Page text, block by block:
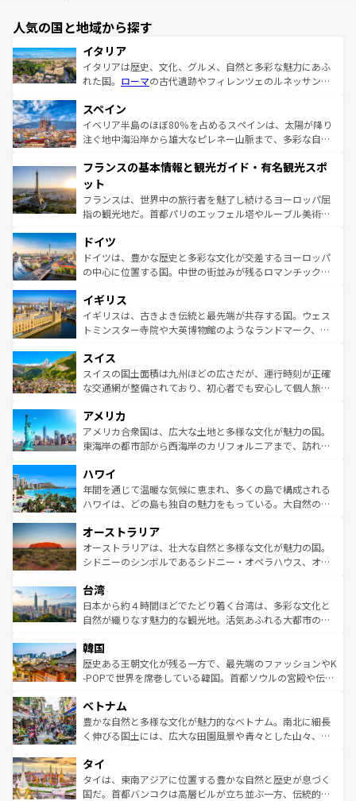
人気の国と地域から探す
イタリア
イタリアは歴史、文化、グルメ、自然と多彩な魅力にあふ
れた国。 ローマの古代遺跡やフィレンツェのルネッサンス
ろん、トスカーナの美しい田園風景やアマルフィ海岸の絶
景など、自然景観も見逃せない。観光の合間には、本場の
ピザやパスタなど、絶品のイタリア料理を堪能することも
ませてくれるイタリアで、忘れられない旅をしてみよう！
なお、新着のイタリア情報は
しい。
スペイン
イベリア半島のほぼ80％を占めるスペインは、太陽が降り
注ぐ地中海沿岸から雄大なピレネー山脈まで、多彩な自然
文化が根付くこの国では、情熱的なフラメンコ、熱気あふ
れる闘牛、そして美味しいタパスが生活の一部となってい
る。首都マドリードの洗練された雰囲気や、バルセロナの
アートに溢れた街角から、地方では古代ローマ遺跡や中世
せる。地方によって風土や気候が異なるスペインはその個
性で訪れる人を魅了する。 なお、新着のスペイン情報は コ
ンテンツ一覧を参照してほしい。
フランスの基本情報と観光ガイド・有名観光スポ
ット
フランスは、世界中の旅行者を魅了し続けるヨーロッパ屈
指の観光地だ。首都パリのエッフェル塔やルーブル美術館
で、幅広い魅力が詰まっている。華麗な宮殿、歴史的な大
聖堂、美しいビーチ、そして豊かな自然が、訪れる者を心
から魅了する。また、フランスは美食の国としても知ら
いる。シャンパンの発祥地であるランス、プロヴァンスの
香り高いラベンダー畑など、多彩な楽しみ方が可能だ。さ
らに、パリ以外の地域にも魅力が溢れており、どの街角に
れる地方に足を運ぶとそれぞれで全く異なる文化を体験で
きるだろう。 なお、新着のフランス情報はコンテンツ一覧
を参照してほしい。
ドイツ
ドイツは、豊かな歴史と多彩な文化が交差するヨーロッパ
の中心に位置する国。中世の街並みが残るロマンチック街
顔を持つこの国は、どこを歩いても飽きることがない。ベ
ルリンの文化的活気、バイエルン州のアルプスの絶景、そ
してライン川沿いのワイン畑といった風景は必見。ビール
は、お酒好きな人にはぜひ体験してほしい。 なお、新着の
ドイツ情報はコンテンツ一覧を参照してほしい。
イギリス
イギリスは、古きよき伝統と最先端が共存する国。ウェス
トミンスター寺院や大英博物館のようなランドマーク、歴
リアごとに異なる魅力がある。また、優雅なアフタヌーン
ティー、ビール好きにはたまらない英国パブ、サッカー観
戦など、本場だからこそできる体験も豊富。イギリスを旅
ンツ一覧を参照してほしい。
スイス
スイスの国土面積は九州ほどの広さだが、運行時刻が正確
な交通網が整備されており、初心者でも安心して個人旅行
の建物がそのまま残る町や、スイスならではのユニークな
博物館もあり、アルプス観光だけでなく町歩きも満喫する
ことができる。国民の所得が高いため物価も高いが、旅行
ば市内交通費無料で観光を楽しむこともできる。 なお、新
着のスイス情報はコンテンツ一覧 を参照してほしい。
アメリカ
アメリカ合衆国は、広大な土地と多様な文化が魅力の国。
東海岸の都市部から西海岸のカリフォルニアまで、訪れる
のような巨大都市は、観光、ショッピング、エンターテイ
ンメントが詰まった刺激的なスポットだ。一方、アメリカ
西部には大自然が広がり、グランドキャニオンやイエロー
部のニューオーリンズでは、音楽と美食が融合した独特の
文化が魅力。旅行者はアメリカの各地域で異なる魅力を楽
しみながら、その多様性と豊かな歴史を感じることができ
ならではの贅沢な旅のスタイルだ。 なお、新着のアメリカ
情報はコンテンツ一覧を参照してほしい。
ハワイ
年間を通じて温暖な気候に恵まれ、多くの島で構成される
ハワイは、どの島も独自の魅力をもっている。大自然の神
ワイ島は見逃せない。また、定番の観光地といえばオアフ
島だが、静かな自然を求めるならマウイ島やカウアイ島が
おすすめ。エメラルドグリーンに輝く海をはじめ、豊かな
れるおもてなしの心で訪れる人々を迎えてくれるハワイの
人々、おいしいローカルフードやハワイアンミュージッ
ク、伝統的なフラダンスなど、すべてがハワイの魅力を彩
ワイを、存分に味わってほしい。 なお、新着のハワイ情報
はコンテンツ一覧を参照してほしい。
オーストラリア
オーストラリアは、壮大な自然と多様な文化が魅力の国。
シドニーのシンボルであるシドニー・オペラハウス、オー
リアリーフや大陸中央部にそびえるウルル（エアーズロッ
ク）、タスマニアの美しい原生林やケアンズの熱帯雨林な
ど、見どころがたくさん。また、カフェやワイン、オージ
いる。アクティビティも充実しており、サーフィンやダイ
ビング、ハイキングなど、アウトドア好きにはたまらな
い。オーストラリアの多彩な魅力を存分に味わいつくそ
参照してほしい。
台湾
日本から約４時間ほどでたどり着く台湾は、多彩な文化と
自然が織りなす魅力的な観光地。活気あふれる大都市の台
ン）、静ひつな山岳地帯である台湾東部など、都市の喧騒
と山間の静けさが共存しており、訪れる人に新しい発見と
驚きをもたらしてくれる。また、奥深い台湾の食文化も魅
容にもいいと評判のスイーツなど、バラエティ豊かな料理
が味わえる。 なお、新着の台湾情報は コンテンツ一覧を参
照してほしい。
韓国
歴史ある王朝文化が残る一方で、最先端のファッションやK
-POPで世界を席巻している韓国。首都ソウルの宮殿や伝統
き、地方に足を延ばせば四季折々の自然美を楽しむことが
できる。そして、キムチや焼肉、絶品のストリートフード
まで、さまざまな韓国料理が待っている。夜には、韓国な
リティに包まれながら、韓国の多彩な魅力を心ゆくまで味
わってみてほしい。 なお、新着の韓国情報はコンテンツ一
覧を参照してほしい。
ベトナム
豊かな自然と多様な文化が魅力的なベトナム。南北に細長
く伸びる国土には、広大な田園風景や青々とした山々、世
急速な発展と共に伝統が息づく。ハノイの古い町並みやホ
ーチミン市のフランス統治時代の建物も、独特の雰囲気を
醸し出している。また、バラエティの豊かさとおいしさで
タイ
タイは、東南アジアに位置する豊かな自然と歴史が息づく
国だ。首都バンコクは高層ビルが立ち並ぶ一方、伝統的な